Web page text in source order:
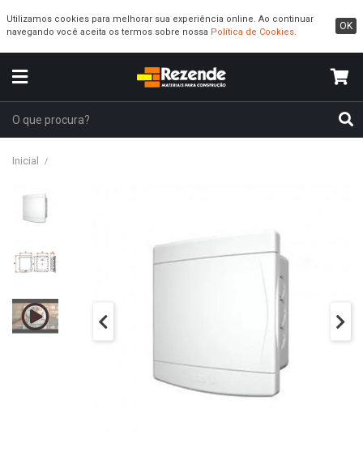
OK
Utilizamos cookies para melhorar sua experiência online. Ao continuar
navegando você aceita os termos sobre nossa Política de Cookies.
Inicial